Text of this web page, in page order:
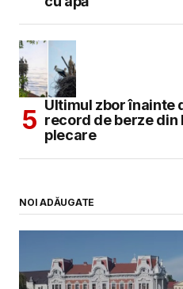
Ultimul zbor înainte
record de berze din
plecare
NOI ADĂUGATE